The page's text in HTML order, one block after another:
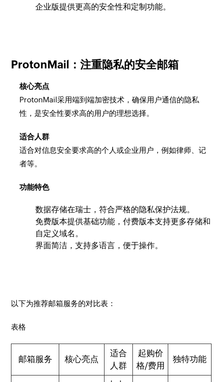
企业版提供更高的安全性和定制功能。
ProtonMail：注重隐私的安全邮箱
核心亮点
ProtonMail采用端到端加密技术，确保用户通信的隐私
性，是安全性要求高的用户的理想选择。
适合人群
适合对信息安全要求高的个人或企业用户，例如律师、记
者等。
功能特色
数据存储在瑞士，符合严格的隐私保护法规。
免费版本提供基础功能，付费版本支持更多存储和
自定义域名。
界面简洁，支持多语言，便于操作。
以下为推荐邮箱服务的对比表：
表格
邮箱服务 核心亮点
适合
人群
起购价
格/费用
独特功能